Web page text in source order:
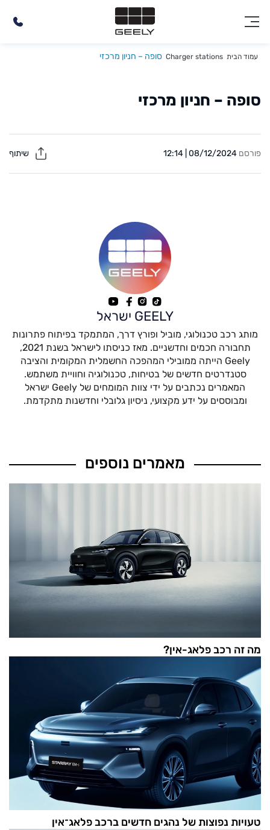
עמוד הבית Charger stations סופה – חניון מרכזי
סופה – חניון מרכזי
פורסם 08/12/2024 | 12:14
GEELY ישראל
מותג רכב טכנולוגי, מוביל ופורץ דרך, המתמקד בפיתוח פתרונות
תחבורה חכמים וחדשניים. מאז כניסתו לישראל בשנת 2021,
Geely הייתה ממובילי המהפכה החשמלית המקומית והציבה
סטנדרטים חדשים של בטיחות, טכנולוגיה וחוויית משתמש.
המאמרים נכתבים על ידי צוות המומחים של Geely ישראל
ומבוססים על ידע מקצועי, ניסיון גלובלי וחדשנות מתקדמת.
מאמרים נוספים
מה זה רכב פלאג-אין?
טעויות נפוצות של נהגים חדשים ברכב פלאג־אין